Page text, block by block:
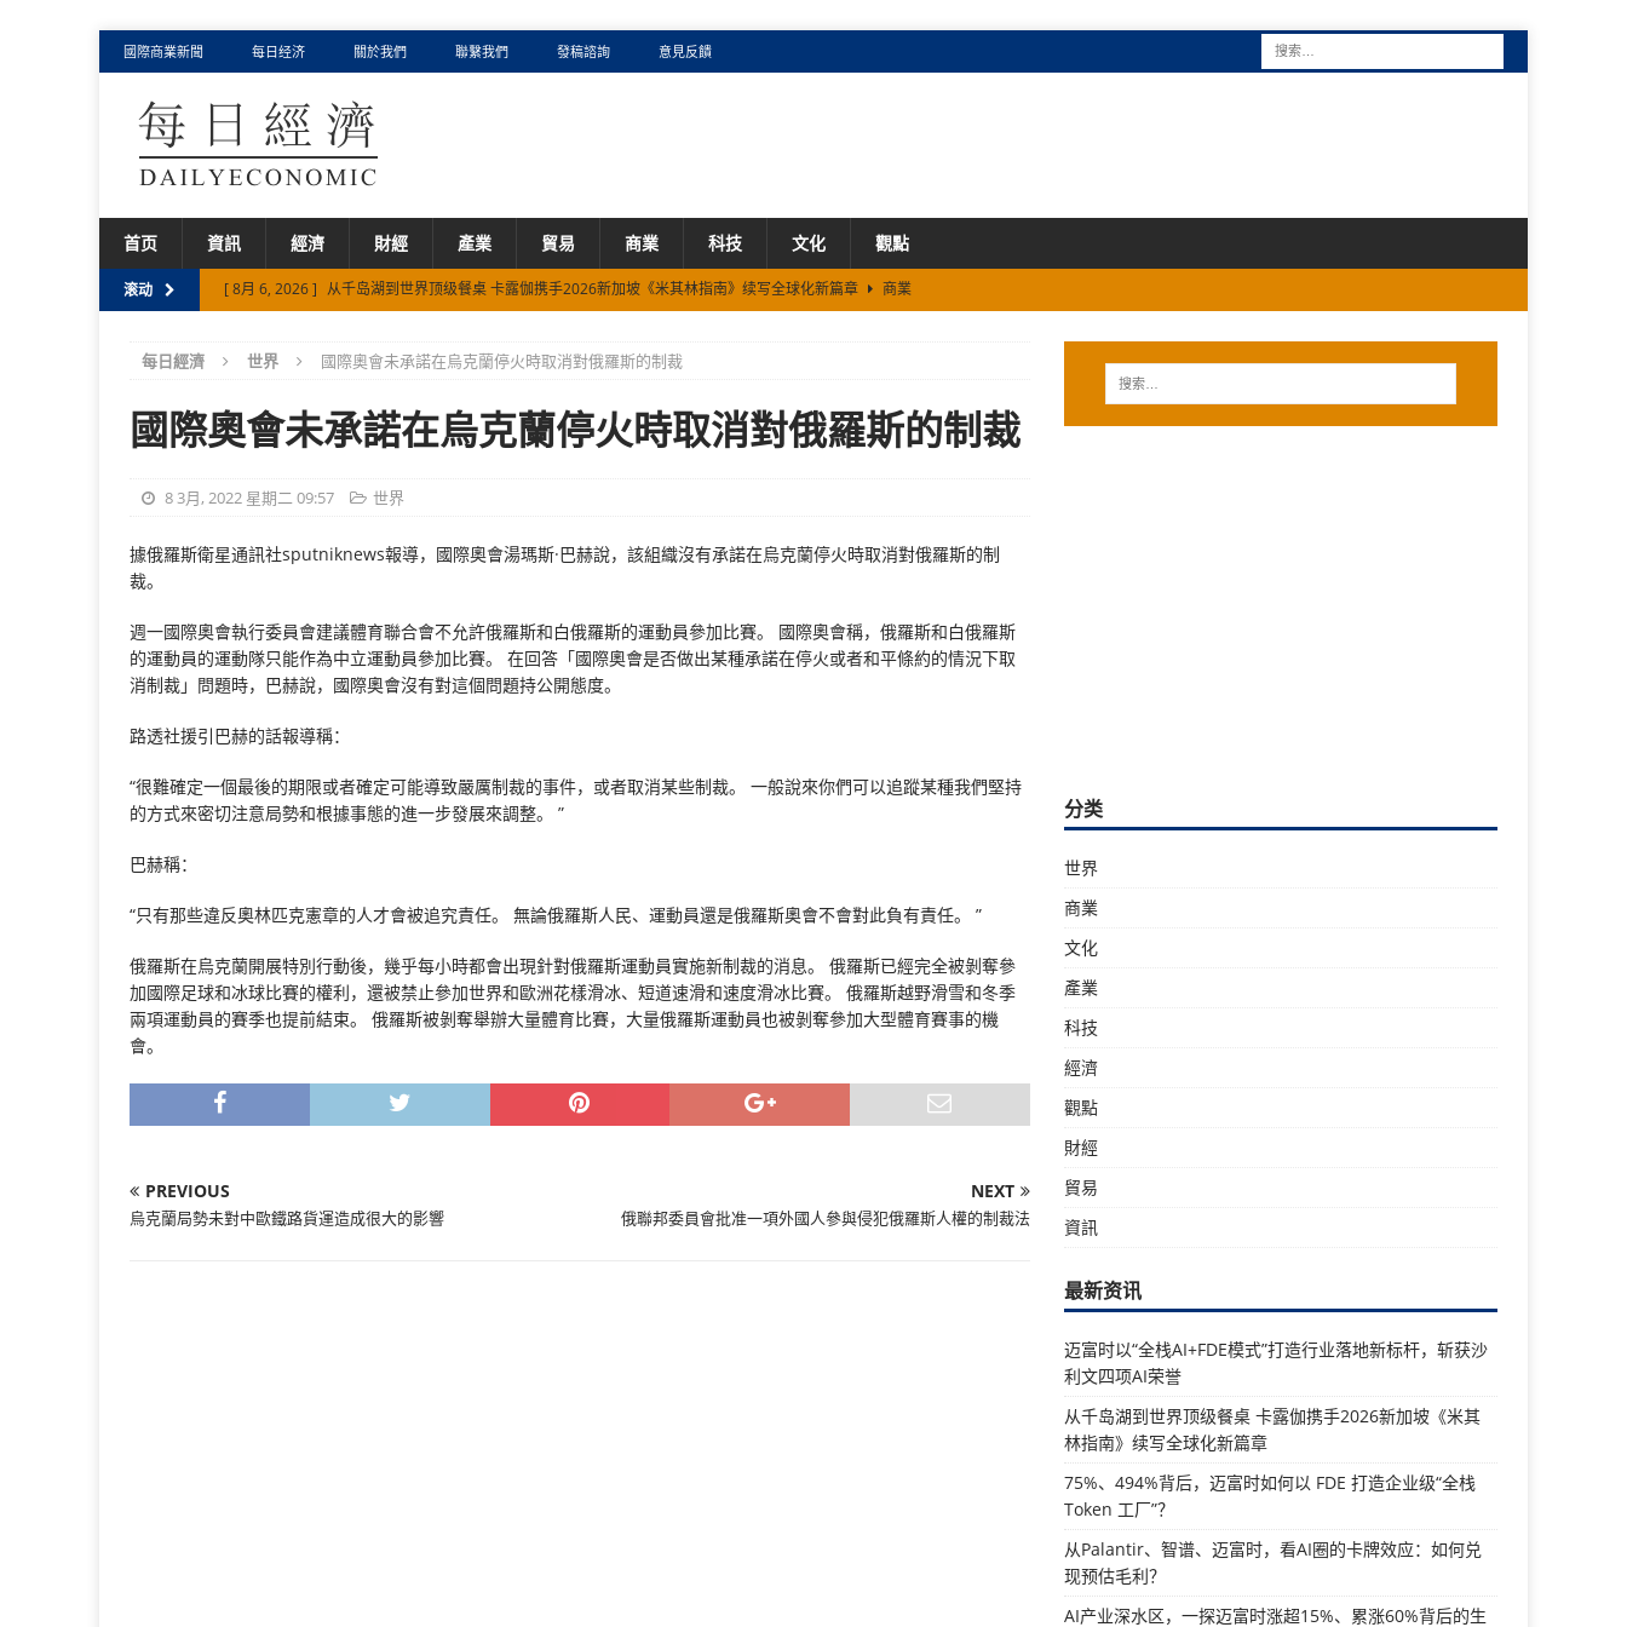
國際商業新聞 每日经济 關於我們 聯繫我們 發稿諮詢 意見反饋
首页 資訊 經濟 財經 產業 貿易 商業 科技 文化 觀點
滚动 [ 8月 6, 2026 ] 从千岛湖到世界顶级餐桌 卡露伽携手2026新加坡《米其林指南》续写全球化新篇章
商業
[ 8月 5, 2026 ]
从Palantir、智谱、迈富时，看AI圈的卡牌效应：如何兑现预估毛利？
[ 8月 3, 2026 ] AI产业深水区，一探迈富时涨超15%、累涨60%背后的生存法则
商業
[ 8月 8, 2026 ]
迈富时以“全栈AI+FDE模式”打造行业落地新标杆，斩获沙利文四项AI荣誉 財經
每日經濟 世界 國際奧會未承諾在烏克蘭停火時取消對俄羅斯的制裁
國際奧會未承諾在烏克蘭停火時取消對俄羅斯的制裁
8 3月, 2022 星期二 09:57 世界
據俄羅斯衛星通訊社sputniknews報導，國際奧會湯瑪斯·巴赫說，該組織沒有承諾在烏克蘭停火時取消對俄羅斯的制
裁。
週一國際奧會執行委員會建議體育聯合會不允許俄羅斯和白俄羅斯的運動員參加比賽。 國際奧會稱，俄羅斯和白俄羅斯
的運動員的運動隊只能作為中立運動員參加比賽。 在回答「國際奧會是否做出某種承諾在停火或者和平條約的情況下取
消制裁」問題時，巴赫說，國際奧會沒有對這個問題持公開態度。
路透社援引巴赫的話報導稱：
“很難確定一個最後的期限或者確定可能導致嚴厲制裁的事件，或者取消某些制裁。 一般說來你們可以追蹤某種我們堅持
的方式來密切注意局勢和根據事態的進一步發展來調整。 ”
巴赫稱：
“只有那些違反奧林匹克憲章的人才會被追究責任。 無論俄羅斯人民、運動員還是俄羅斯奧會不會對此負有責任。 ”
俄羅斯在烏克蘭開展特別行動後，幾乎每小時都會出現針對俄羅斯運動員實施新制裁的消息。 俄羅斯已經完全被剝奪參
加國際足球和冰球比賽的權利，還被禁止參加世界和歐洲花樣滑冰、短道速滑和速度滑冰比賽。 俄羅斯越野滑雪和冬季
兩項運動員的賽季也提前結束。 俄羅斯被剝奪舉辦大量體育比賽，大量俄羅斯運動員也被剝奪參加大型體育賽事的機
會。
PREVIOUS
烏克蘭局勢未對中歐鐵路貨運造成很大的影響
NEXT
俄聯邦委員會批准一項外國人參與侵犯俄羅斯人權的制裁法
分类
世界
商業
文化
產業
科技
經濟
觀點
財經
貿易
資訊
最新资讯
迈富时以“全栈AI+FDE模式”打造行业落地新标杆，斩获沙
利文四项AI荣誉
从千岛湖到世界顶级餐桌 卡露伽携手2026新加坡《米其
林指南》续写全球化新篇章
75%、494%背后，迈富时如何以 FDE 打造企业级“全栈
Token 工厂”？
从Palantir、智谱、迈富时，看AI圈的卡牌效应：如何兑
现预估毛利？
AI产业深水区，一探迈富时涨超15%、累涨60%背后的生